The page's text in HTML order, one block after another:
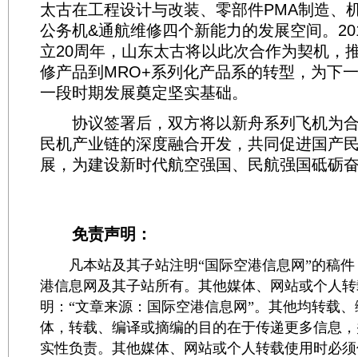
太古在工程设计与改装、零部件PMA制造、
公务机&通航维修四个新能力的发展空间。
立20周年，山东太古将以此次合作为契机，
修产品到MRO+系列化产品系的转型，为下
一段时期发展奠定坚实基础。
协议签署后，双方将以新舟系列飞机为
民机产业链的深度融合开发，共同促进国产
展，为建设新时代航空强国、民航强国砥砺
免责声明：
凡本站及其子站注明“国际空港信息网”的稿件
港信息网及其子站所有。其他媒体、网站或个人
明：“文章来源：国际空港信息网”。其他均转载
体，转载、编译或摘编的目的在于传递更多信息
实性负责。其他媒体、网站或个人转载使用时必